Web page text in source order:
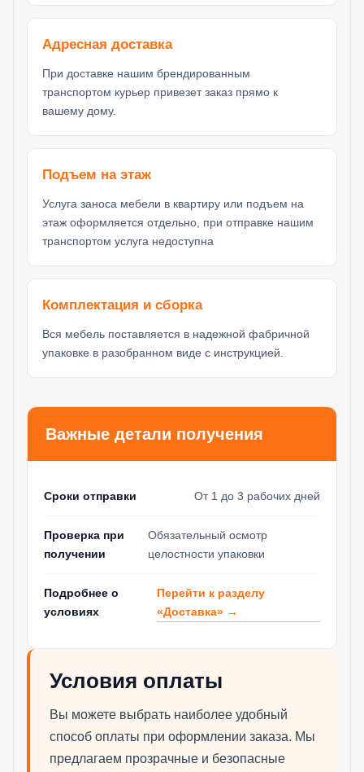
Адресная доставка
При доставке нашим брендированным
транспортом курьер привезет заказ прямо к
вашему дому.
Подъем на этаж
Услуга заноса мебели в квартиру или подъем на
этаж оформляется отдельно, при отправке нашим
транспортом услуга недоступна
Комплектация и сборка
Вся мебель поставляется в надежной фабричной
упаковке в разобранном виде с инструкцией.
Важные детали получения
Сроки отправки От 1 до 3 рабочих дней
Проверка при
получении
Обязательный осмотр
целостности упаковки
Подробнее о
условиях
Перейти к разделу
«Доставка» →
Условия оплаты
Вы можете выбрать наиболее удобный
способ оплаты при оформлении заказа. Мы
предлагаем прозрачные и безопасные